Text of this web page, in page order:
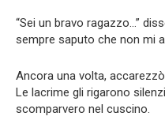
“Sei un bravo ragazzo…”
sempre saputo che non mi
Ancora una volta,
Le lacrime gli rigarono
scomparvero nel cuscino.